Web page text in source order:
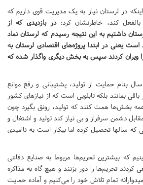
در لرستان نیاز به یک مدیریت قوی داریم که
بالفعل کند، خاطرنشان کرد:در بازدیدی که از
داشتیم به این نتیجه رسیدم که لرستان نماد
یعنی در ابتدا پروژه‌های اقتصادی لرستان به
ویران کردند سپس به بخش دیگری واگذار شده که
بنام حمایت از تولید، پشتیبانی و رفع موانع
بمانند بلکه تابلویی است که از نیازهای کشور
بخش‌ها همت کنند که تولید، رونق بگیرد چون
دشمن سرفراز و بی نیاز کند تولید و اشتغال و
که سالها تحصیل کرده اما بیکار است به ناامیدی
که بیشترین تحریم‌ها مربوط به صنایع دفاعی
کردند تحریم‌ها را دور بزنند و هیچ گاه به مذاکره
تمام تلاش خود را می‌کنیم و آماده حمایت